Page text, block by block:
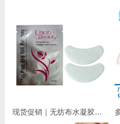
现货促销｜无纺布水凝胶睫毛眼贴 嫁接睫毛专用 补水保湿不干扰操作